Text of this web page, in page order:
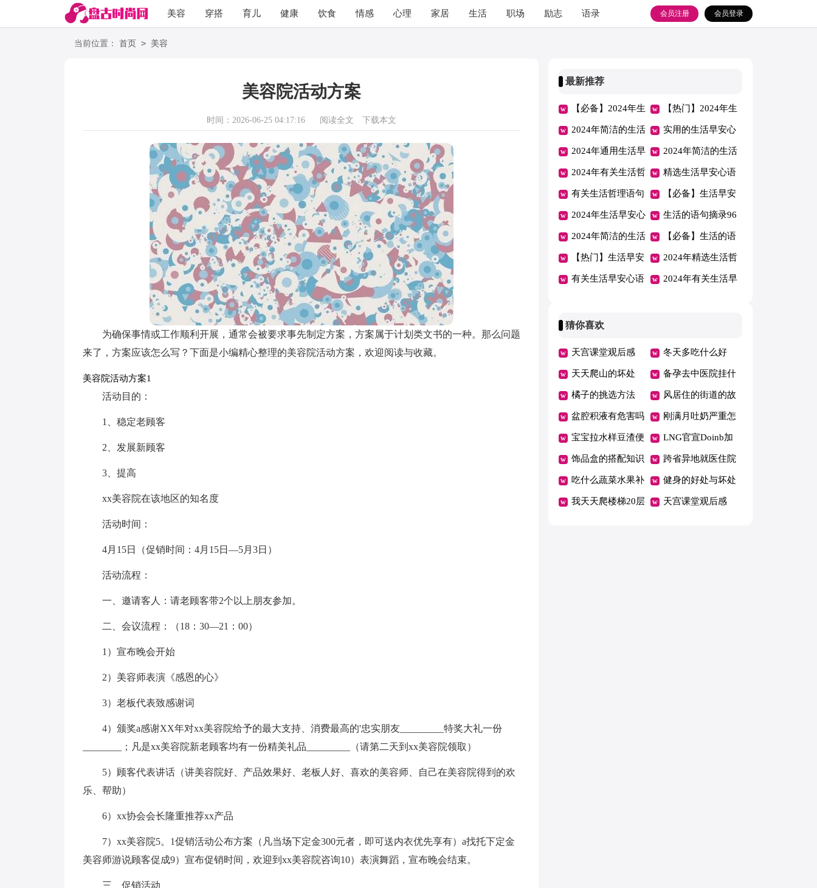
美容 穿搭 育儿 健康 饮食 情感 心理 家居 生活 职场 励志 语录 会员登录
会员注册
当前位置： 首页 > 美容
美容院活动方案
时间：2026-06-25 04:17:16 阅读全文 下载本文
为确保事情或工作顺利开展，通常会被要求事先制定方案，方案属于计划类文书的一种。那么问题
来了，方案应该怎么写？下面是小编精心整理的美容院活动方案，欢迎阅读与收藏。
美容院活动方案1
活动目的：
1、稳定老顾客
2、发展新顾客
3、提高
xx美容院在该地区的知名度
活动时间：
4月15日（促销时间：4月15日—5月3日）
活动流程：
一、邀请客人：请老顾客带2个以上朋友参加。
二、会议流程：（18：30—21：00）
1）宣布晚会开始
2）美容师表演《感恩的心》
3）老板代表致感谢词
4）颁奖a感谢XX年对xx美容院给予的最大支持、消费最高的'忠实朋友_________特奖大礼一份
________；凡是xx美容院新老顾客均有一份精美礼品_________（请第二天到xx美容院领取）
5）顾客代表讲话（讲美容院好、产品效果好、老板人好、喜欢的美容师、自己在美容院得到的欢
乐、帮助）
6）xx协会会长隆重推荐xx产品
7）xx美容院5。1促销活动公布方案（凡当场下定金300元者，即可送内衣优先享有）a找托下定金
美容师游说顾客促成9）宣布促销时间，欢迎到xx美容院咨询10）表演舞蹈，宣布晚会结束。
三、促销活动
最新推荐
【必备】2024年生
活早安心语大集合
53条
【热门】2024年生
活早安心语QQ22
条
2024年简洁的生活
早安心语朋友圈合
集62条
实用的生活早安心
语集锦61条
2024年通用生活早
安心语QQ汇编39
句
2024年简洁的生活
的语句合集58条
2024年有关生活哲
理语句集锦37条
精选生活早安心语
微信大集合57条
有关生活哲理语句
汇编66句
【必备】生活早安
心语微信47句
2024年生活早安心
语QQ汇总60句
生活的语句摘录96
条
2024年简洁的生活
早安心语朋友圈57
条
【必备】生活的语
句锦集75句
【热门】生活早安
心语大集合60句
2024年精选生活哲
理语句48条
有关生活早安心语 2024年有关生活早
猜你喜欢
天宫课堂观后感
400字作文12篇
冬天多吃什么好
天天爬山的坏处 备孕去中医院挂什
么科
橘子的挑选方法 风居住的街道的故
事
盆腔积液有危害吗 刚满月吐奶严重怎
么办
宝宝拉水样豆渣便
便怎么回事
LNG官宣Doinb加
入
饰品盒的搭配知识 跨省异地就医住院
费用直接结算有哪
些省
吃什么蔬菜水果补
铁
健身的好处与坏处
盘点
我天天爬楼梯20层 天宫课堂观后感